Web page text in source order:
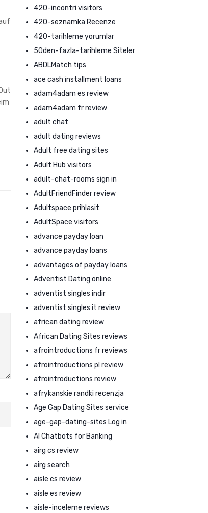
420-incontri visitors
420-seznamka Recenze
420-tarihleme yorumlar
50den-fazla-tarihleme Siteler
ABDLMatch tips
ace cash installment loans
adam4adam es review
adam4adam fr review
adult chat
adult dating reviews
Adult free dating sites
Adult Hub visitors
adult-chat-rooms sign in
AdultFriendFinder review
Adultspace prihlasit
AdultSpace visitors
advance payday loan
advance payday loans
advantages of payday loans
Adventist Dating online
adventist singles indir
adventist singles it review
african dating review
African Dating Sites reviews
afrointroductions fr reviews
afrointroductions pl review
afrointroductions review
afrykanskie randki recenzja
Age Gap Dating Sites service
age-gap-dating-sites Log in
AI Chatbots for Banking
airg cs review
airg search
aisle cs review
aisle es review
aisle-inceleme reviews